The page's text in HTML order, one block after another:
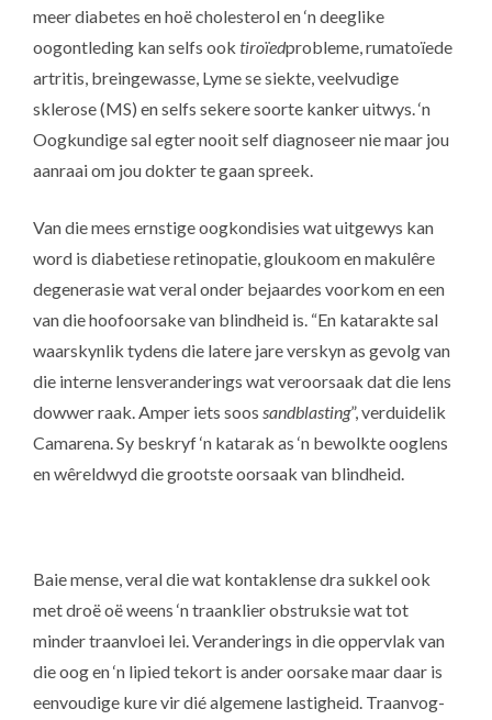
meer diabetes en hoë cholesterol en ‘n deeglike
oogontleding kan selfs ook tiroïedprobleme, rumatoïede
artritis, breingewasse, Lyme se siekte, veelvudige
sklerose (MS) en selfs sekere soorte kanker uitwys. ‘n
Oogkundige sal egter nooit self diagnoseer nie maar jou
aanraai om jou dokter te gaan spreek.
Van die mees ernstige oogkondisies wat uitgewys kan
word is diabetiese retinopatie, gloukoom en makulêre
degenerasie wat veral onder bejaardes voorkom en een
van die hoofoorsake van blindheid is. “En katarakte sal
waarskynlik tydens die latere jare verskyn as gevolg van
die interne lensveranderings wat veroorsaak dat die lens
dowwer raak. Amper iets soos sandblasting”, verduidelik
Camarena. Sy beskryf ‘n katarak as ‘n bewolkte ooglens
en wêreldwyd die grootste oorsaak van blindheid.
Baie mense, veral die wat kontaklense dra sukkel ook
met droë oë weens ‘n traanklier obstruksie wat tot
minder traanvloei lei. Veranderings in die oppervlak van
die oog en ‘n lipied tekort is ander oorsake maar daar is
eenvoudige kure vir dié algemene lastigheid. Traanvog-